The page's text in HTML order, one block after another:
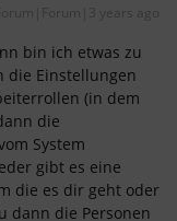
years ago
bin ich etwas zu
die Einstellungen
(in dem
die
System
gibt es eine
die es dir geht oder
dann die Personen